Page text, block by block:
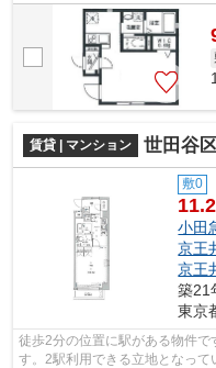
あるので電車での移動が便利で
賃貸 | マンション 世田谷
敷0
11.2
小田
京王
京王
築21
東京
徒歩2分の位置に駅がある物件で
す。2駅利用できる立地となって